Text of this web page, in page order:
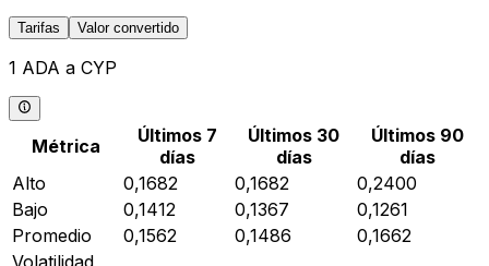
Tarifas Valor convertido
1 ADA a CYP
Métrica
Últimos 7
días
Últimos 30
días
Últimos 90
días
Alto
0,1682 0,1682
0,2400
Bajo
0,1412 0,1367
0,1261
Promedio
0,1562 0,1486
0,1662
Volatilidad